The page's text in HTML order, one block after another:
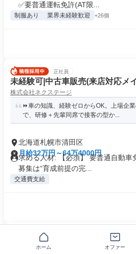
✅要普通運転免許(AT限...
制服あり 業界未経験歓迎 +26個
正社員
未経験可|中古車販売(来店対応メ
株式会社ネクステージ
⏩️車の知識、経験ゼロからOK。上場企
で、研修＋先輩同席で接客の型か...
北海道札幌市清田区
月給32万円～64万4000円
求める人材: 【必須】 要普通自動車
募集は“育成前提の完...
交通費支給
未経験可|査定から学べるクルマ
ホーム オファー